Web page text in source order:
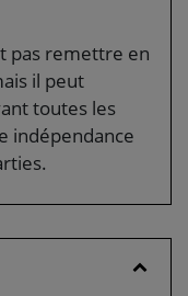
pas remettre en
il peut
toutes les
indépendance